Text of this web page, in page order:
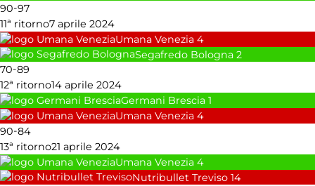
90-97
11ª ritorno7 aprile 2024
Umana Venezia 4
Segafredo Bologna 2
70-89
12ª ritorno14 aprile 2024
Germani Brescia 1
Umana Venezia 4
90-84
13ª ritorno21 aprile 2024
Umana Venezia 4
Nutribullet Treviso 14